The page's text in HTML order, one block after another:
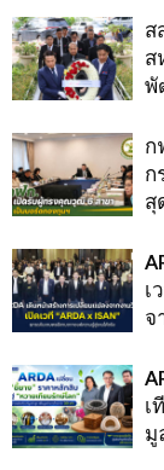
ส
ส
พั
ก
ก
สุ
เ
จ
เ
มู